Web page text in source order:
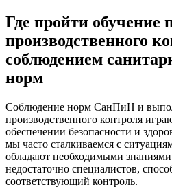
Где пройти обучение
производственного
соблюдением
норм
Соблюдение норм СанПиН и
производственного контроля
обеспечении безопасности и
мы часто сталкиваемся с
обладают необходимыми
недостаточно специалистов,
соответствующий контроль.